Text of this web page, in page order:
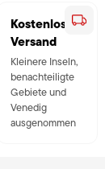
Kostenloser
Versand
Kleinere Inseln,
benachteiligte
Gebiete und
Venedig
ausgenommen